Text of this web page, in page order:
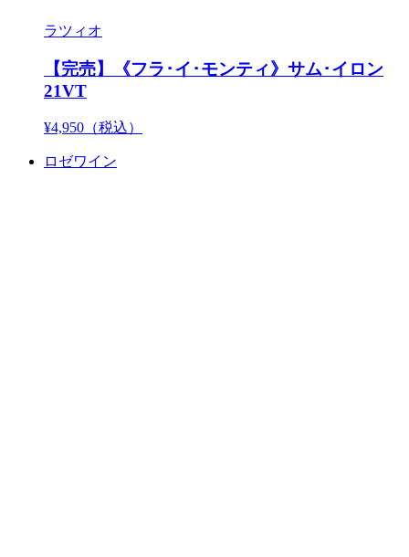
ラツィオ
【完売】《フラ･イ･モンティ》サム･イロン
21VT
¥4,950 （税込）
ロゼワイン